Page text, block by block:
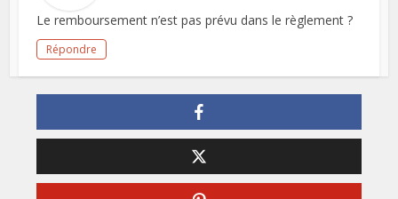
Le remboursement n’est pas prévu dans le règlement ?
Répondre